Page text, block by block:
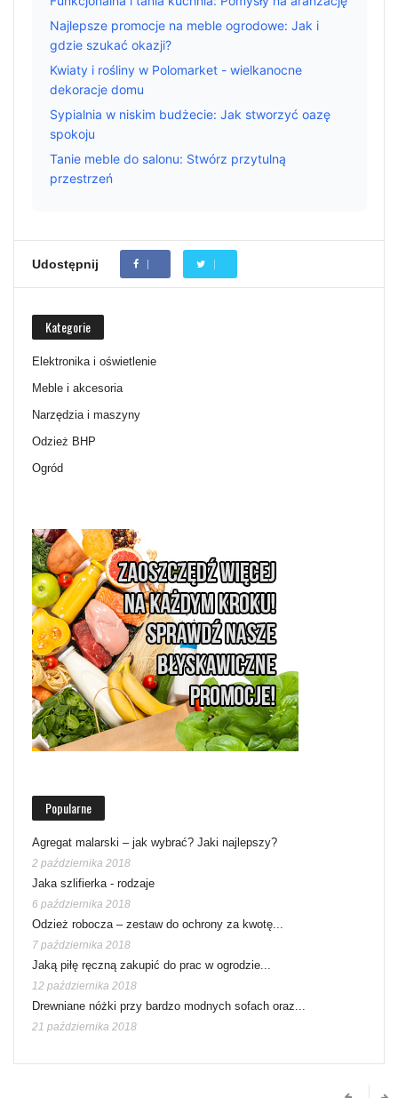
Najlepsze promocje na meble ogrodowe: Jak i
gdzie szukać okazji?
Kwiaty i rośliny w Polomarket - wielkanocne
dekoracje domu
Sypialnia w niskim budżecie: Jak stworzyć oazę
spokoju
Tanie meble do salonu: Stwórz przytulną
przestrzeń
Udostępnij
Kategorie
Elektronika i oświetlenie
Meble i akcesoria
Narzędzia i maszyny
Odzież BHP
Ogród
Popularne
Agregat malarski – jak wybrać? Jaki najlepszy?
2 października 2018
Jaka szlifierka - rodzaje
6 października 2018
Odzież robocza – zestaw do ochrony za kwotę...
7 października 2018
Jaką piłę ręczną zakupić do prac w ogrodzie...
12 października 2018
Drewniane nóżki przy bardzo modnych sofach oraz...
21 października 2018